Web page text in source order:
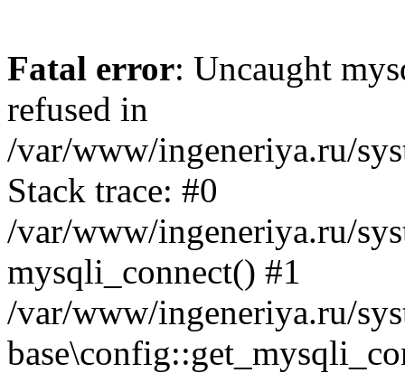
Fatal error: Uncaught
refused in
/var/www/ingeneriya.ru/
Stack trace: #0
/var/www/ingeneriya.ru/
mysqli_connect() #1
/var/www/ingeneriya.ru/